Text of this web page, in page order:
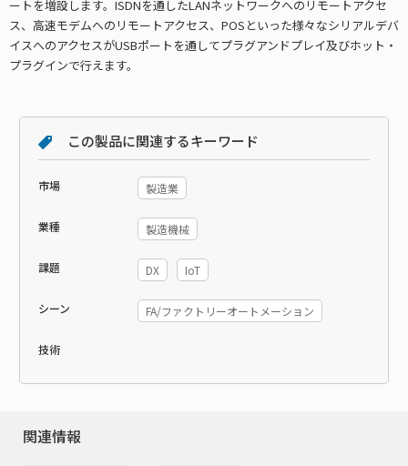
ートを増設します。ISDNを通したLANネットワークへのリモートアクセ
ス、高速モデムへのリモートアクセス、POSといった様々なシリアルデバ
イスへのアクセスがUSBポートを通してプラグアンドプレイ及びホット・
プラグインで行えます。
この製品に関連するキーワード
市場 製造業
業種 製造機械
課題 DX IoT
シーン FA/ファクトリーオートメーション
技術
関連情報